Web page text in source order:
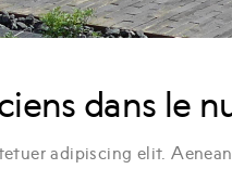
dans le
adipiscing elit.